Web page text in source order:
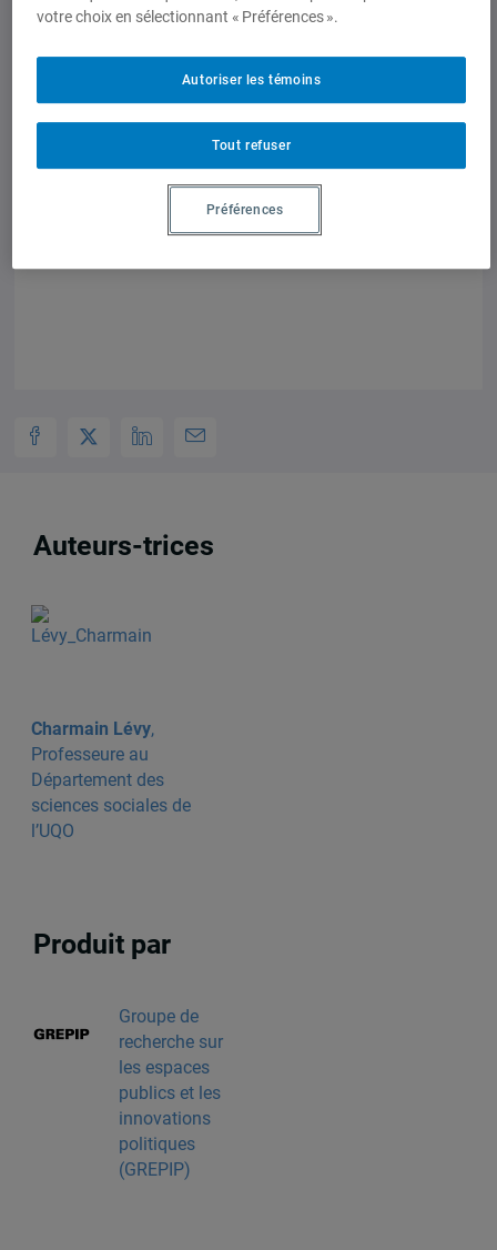
the women’s movement and with
nongovernmental organizations and
local elected officials contributed to the
development of gender-specific public
housing policies.
Consultez cet article par ici : Urban Latin
America Part 3: Planning Latin American
Auteurs-trices
Charmain Lévy,
Professeure au
Département des
sciences sociales de
l’UQO
Produit par
Groupe de
recherche sur
les espaces
publics et les
innovations
politiques
(GREPIP)
votre choix en sélectionnant « Préférences ».
Tout refuser
Autoriser les témoins
Préférences